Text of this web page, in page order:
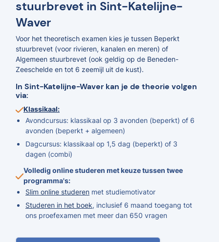
stuurbrevet in Sint-Katelijne-
Waver
Voor het theoretisch examen kies je tussen Beperkt
stuurbrevet (voor rivieren, kanalen en meren) of
Algemeen stuurbrevet (ook geldig op de Beneden-
Zeeschelde en tot 6 zeemijl uit de kust).
In Sint-Katelijne-Waver kan je de theorie volgen
via:
Klassikaal:
Avondcursus: klassikaal op 3 avonden (beperkt) of 6
avonden (beperkt + algemeen)
Dagcursus: klassikaal op 1,5 dag (beperkt) of 3
dagen (combi)
Volledig online studeren met keuze tussen twee
programma's:
Slim online studeren met studiemotivator
Studeren in het boek, inclusief 6 maand toegang tot
ons proefexamen met meer dan 650 vragen